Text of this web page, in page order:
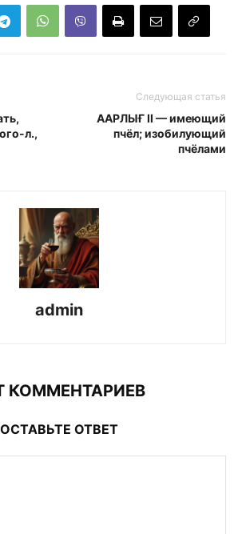
л.,
Следующая статья
ААРЛЫҒ II — имеющий
пчёл; изобилу­ющий
пчёлами
admin
КОММЕНТАРИЕВ
ОСТАВЬТЕ ОТВЕТ